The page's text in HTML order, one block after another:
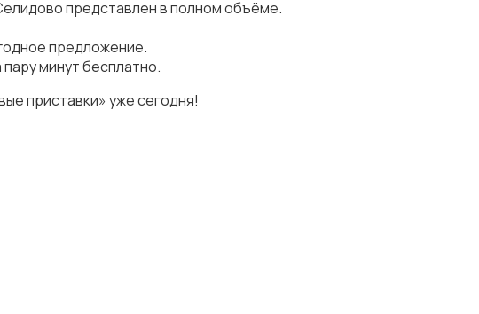
представлен в полном объёме.
предложение.
минут бесплатно.
приставки» уже сегодня!